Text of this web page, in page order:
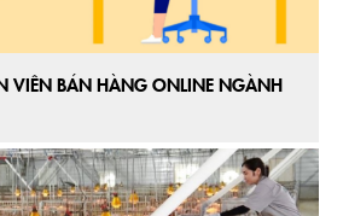
VIÊN BÁN HÀNG ONLINE NGÀNH